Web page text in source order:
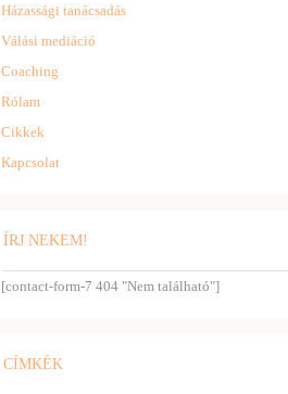
Házassági tanácsadás
Válási mediáció
Coaching
Rólam
Cikkek
Kapcsolat
ÍRJ NEKEM!
[contact-form-7 404 "Nem található"]
CÍMKÉK